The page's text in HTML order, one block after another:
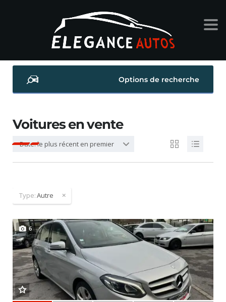
Options de recherche
Voitures en vente
Date: le plus récent en premier
Type:Autre
6